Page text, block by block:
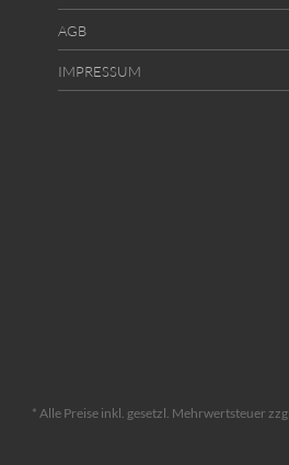
AGB
IMPRESSUM
* Alle Preise inkl. gesetzl. Mehrwertsteuer